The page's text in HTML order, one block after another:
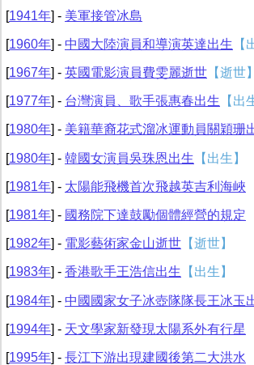
[1941年] - 美軍接管冰島
[1960年] - 中國大陸演員和導演英達出生 【
[1967年] - 英國電影演員費雯麗逝世 【逝世】
[1977年] - 台灣演員、歌手張惠春出生 【出
1980年 ] - 美籍華裔花式溜冰運動員關穎珊
[1980年] - 韓國女演員吳珠恩出生 【出生】
[1981年] - 太陽能飛機首次飛越英吉利海峽
[1981年] - 國務院下達鼓勵個體經營的規定
[1982年] - 電影藝術家金山逝世 【逝世】
[1983年] - 香港歌手王浩信出生 【出生】
[1984年] - 中國國家女子冰壺隊隊長王冰玉
[1994年] - 天文學家新發現太陽系外有行星
[1995年] - 長江下游出現建國後第二大洪水